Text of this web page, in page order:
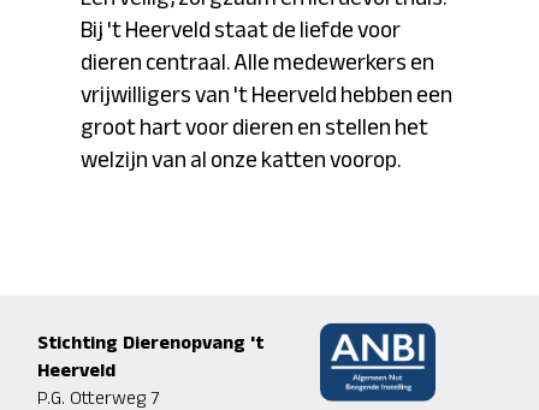
Bij 't Heerveld staat de liefde voor
dieren centraal. Alle medewerkers en
vrijwilligers van 't Heerveld hebben een
groot hart voor dieren en stellen het
welzijn van al onze katten voorop.
Stichting Dierenopvang 't
Heerveld
P.G. Otterweg 7